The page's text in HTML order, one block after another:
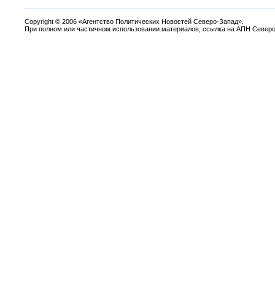
Copyright © 2006 «Агентство Политических Новостей Северо-Запад».
При полном или частичном использовании материалов, ссылка на АПН